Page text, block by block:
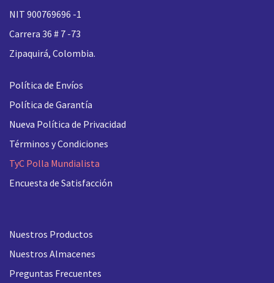
NIT 900769696 -1
Carrera 36 # 7 -73
Zipaquirá, Colombia.
Política de Envíos
Política de Garantía
Nueva Política de Privacidad
Términos y Condiciones
TyC Polla Mundialista
Encuesta de Satisfacción
Nuestros Productos
Nuestros Almacenes
Preguntas Frecuentes